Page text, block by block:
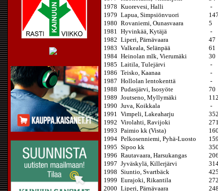
1978 Kuorevesi, Halli
-
1979 Lapua, Simpsiönvuori
1980 Rovaniemi, Ounasvaara
5
1981 Hyvinkää, Kytäjä
-
1982 Liperi, Pärnävaara
47
1983 Valkeala, Selänpää
61
1984 Heinolan mlk, Vierumäki
30
1985 Laitila, Tulejärvi
-
1986 Teisko, Kaanaa
-
1987 Hollolan lentokenttä
-
1988 Pudasjärvi, Isosyöte
70
1989 Joutseno, Myllymäki
1990 Juva, Koikkala
-
1991 Vimpeli, Lakeaharju
1992 Virolahti, Ravijoki
1993 Paimio kk (Vista)
1994 Pelkosenniemi, Pyhä-Luosto
1995 Sipoo kk
1996 Rautavaara, Harsukangas
1997 Jyväskylä, Killerjärvi
1998 Siuntio, Svartbäck
1999 Eurajoki, Rikantila
2000 Liperi, Pärnävaara